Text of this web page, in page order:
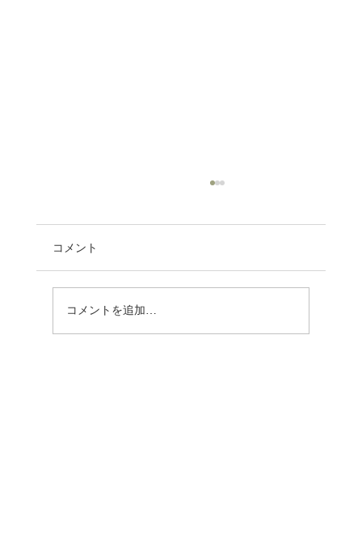
コメント
コメントを追加…